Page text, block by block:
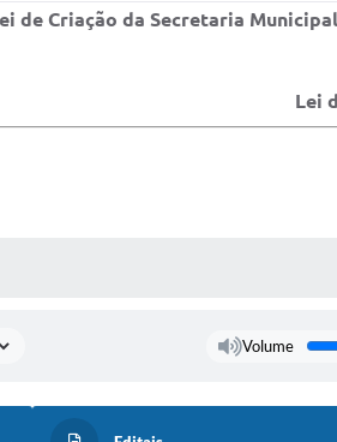
de Criação da Secretaria
Lei
Volume